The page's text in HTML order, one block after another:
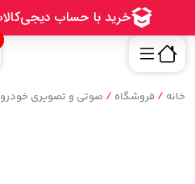
خانه / فروشگاه / صوتی و تصویری خودرو